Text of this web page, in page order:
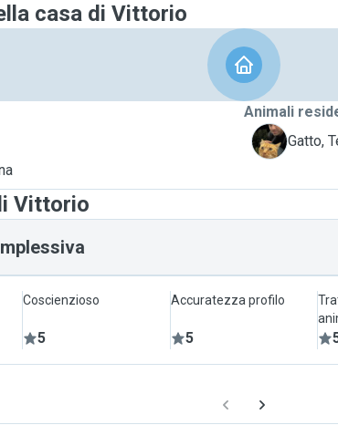
casa di Vittorio
Animali
T
Gatto,
Vittorio
Coscienzioso
5
Accuratezza profilo
5